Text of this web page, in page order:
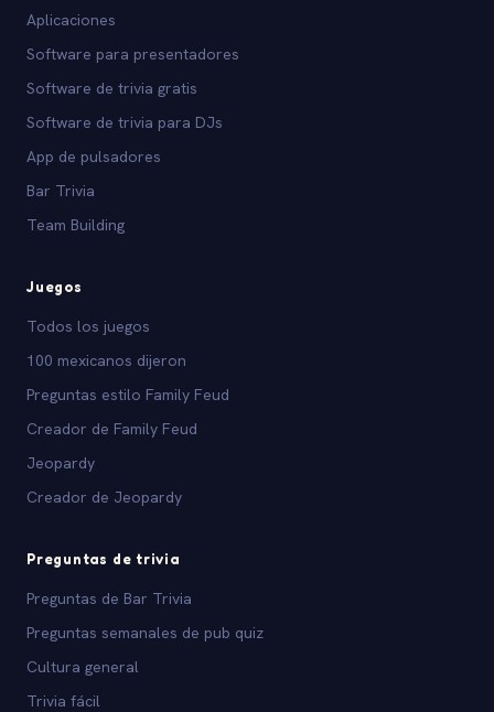
Aplicaciones
Software para presentadores
Software de trivia gratis
Software de trivia para DJs
App de pulsadores
Bar Trivia
Team Building
Juegos
Todos los juegos
100 mexicanos dijeron
Preguntas estilo Family Feud
Creador de Family Feud
Jeopardy
Creador de Jeopardy
Preguntas de trivia
Preguntas de Bar Trivia
Preguntas semanales de pub quiz
Cultura general
Trivia fácil